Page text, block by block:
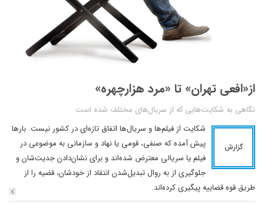
از‌«افعی تهران» تا «مرد هزارچهره»
نگاهی به شکایت‌هایی که از سریال‌های مختلف شده است
گزارش
شکایت از فیلم‌ها و سریال‌ها اتفاق تازه‌ای در کشور نیست. بارها
پیش آمده که صنفی، قومی یا نهاد و سازمانی به موضوعی در
فیلم یا سریالی معترض شده‌اند و برای نشان‌دادن جدیت‌شان و
جلوگیری از به روال تبدیل‌شدن انتقاد از خودشان، قضیه را از
طریق قوه قضاییه پیگیری کرده‌اند.